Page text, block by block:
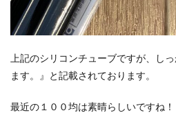
上記のシリコンチューブですが、し
ます。』と記載されております。
最近の１００均は素晴らしいですね！